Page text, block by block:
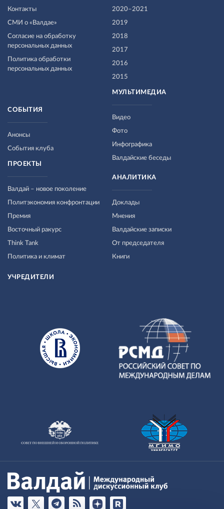
Контакты
СМИ о «Валдае»
Согласие на обработку
персональных данных
Политика обработки
персональных данных
2020–2021
2019
2018
2017
2016
2015
МУЛЬТИМЕДИА
Видео
Фото
Инфографика
Валдайские беседы
СОБЫТИЯ
Анонсы
События клуба
ПРОЕКТЫ
Валдай – новое поколение
Политэкономия конфронтации
Премия
Восточный ракурс
Think Tank
Политика и климат
АНАЛИТИКА
Доклады
Мнения
Валдайские записки
От председателя
Книги
УЧРЕДИТЕЛИ